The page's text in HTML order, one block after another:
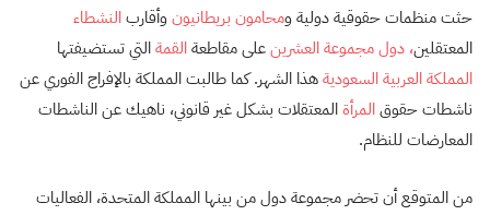
حثت منظمات حقوقية دولية ومحامون بريطانيونوأقاربالنشطاء
المعتقلين، دول مجموعة العشرينعلى مقاطعةالقمةالتي تستضيفتها
المملكة العربية السعوديةهذا الشهر. كما طالبت المملكة بالإفراج الفوري عن
ناشطات حقوقالمرأةالمعتقلات بشكل غير قانوني، ناهيك عن الناشطات
المعارضات للنظام.
من المتوقع أن تحضر مجموعة دول من بينها المملكة المتحدة، الفعاليات